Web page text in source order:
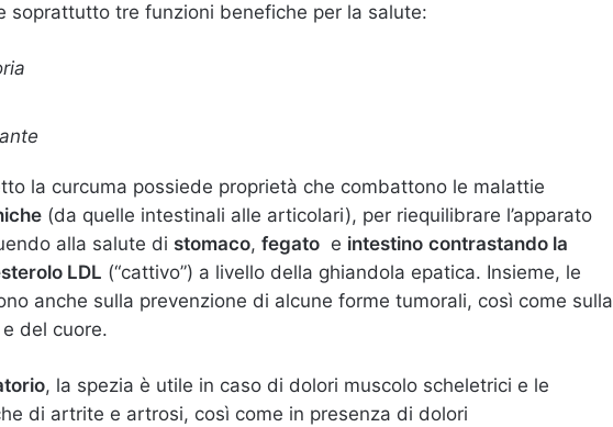
soprattutto tre funzioni benefiche per la salute:
la curcuma possiede proprietà che combattono le malattie
(da quelle intestinali alle articolari), per riequilibrare l’apparato
alla salute di stomaco, fegato e intestino contrastando la
LDL (“cattivo”) a livello della ghiandola epatica. Insieme, le
anche sulla prevenzione di alcune forme tumorali, così come sulla
del cuore.
, la spezia è utile in caso di dolori muscolo scheletrici e le
di artrite e artrosi, così come in presenza di dolori